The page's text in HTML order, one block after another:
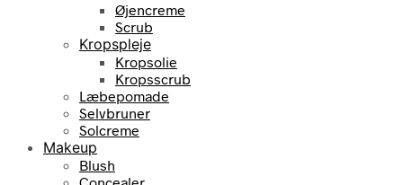
Øjencreme
Scrub
Kropspleje
Kropsolie
Kropsscrub
Læbepomade
Selvbruner
Solcreme
Makeup
Blush
Concealer